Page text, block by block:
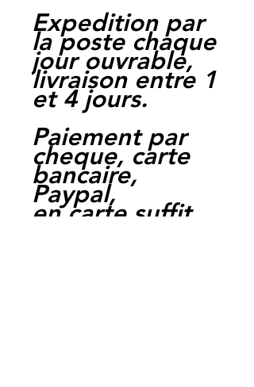
Expedition par
la poste chaque
jour ouvrable,
livraison entre 1
et 4 jours.
Paiement par
cheque, carte
bancaire,
Paypal,
en carte suffit